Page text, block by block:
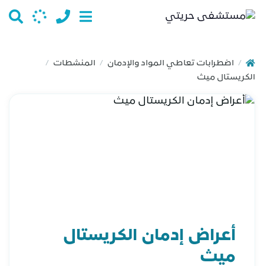
/ اضطرابات تعاطي المواد والإدمان / المنشطات /
الكريستال ميث
أعراض إدمان الكريستال
ميث